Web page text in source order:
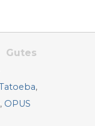
Gutes
,
, OPUS